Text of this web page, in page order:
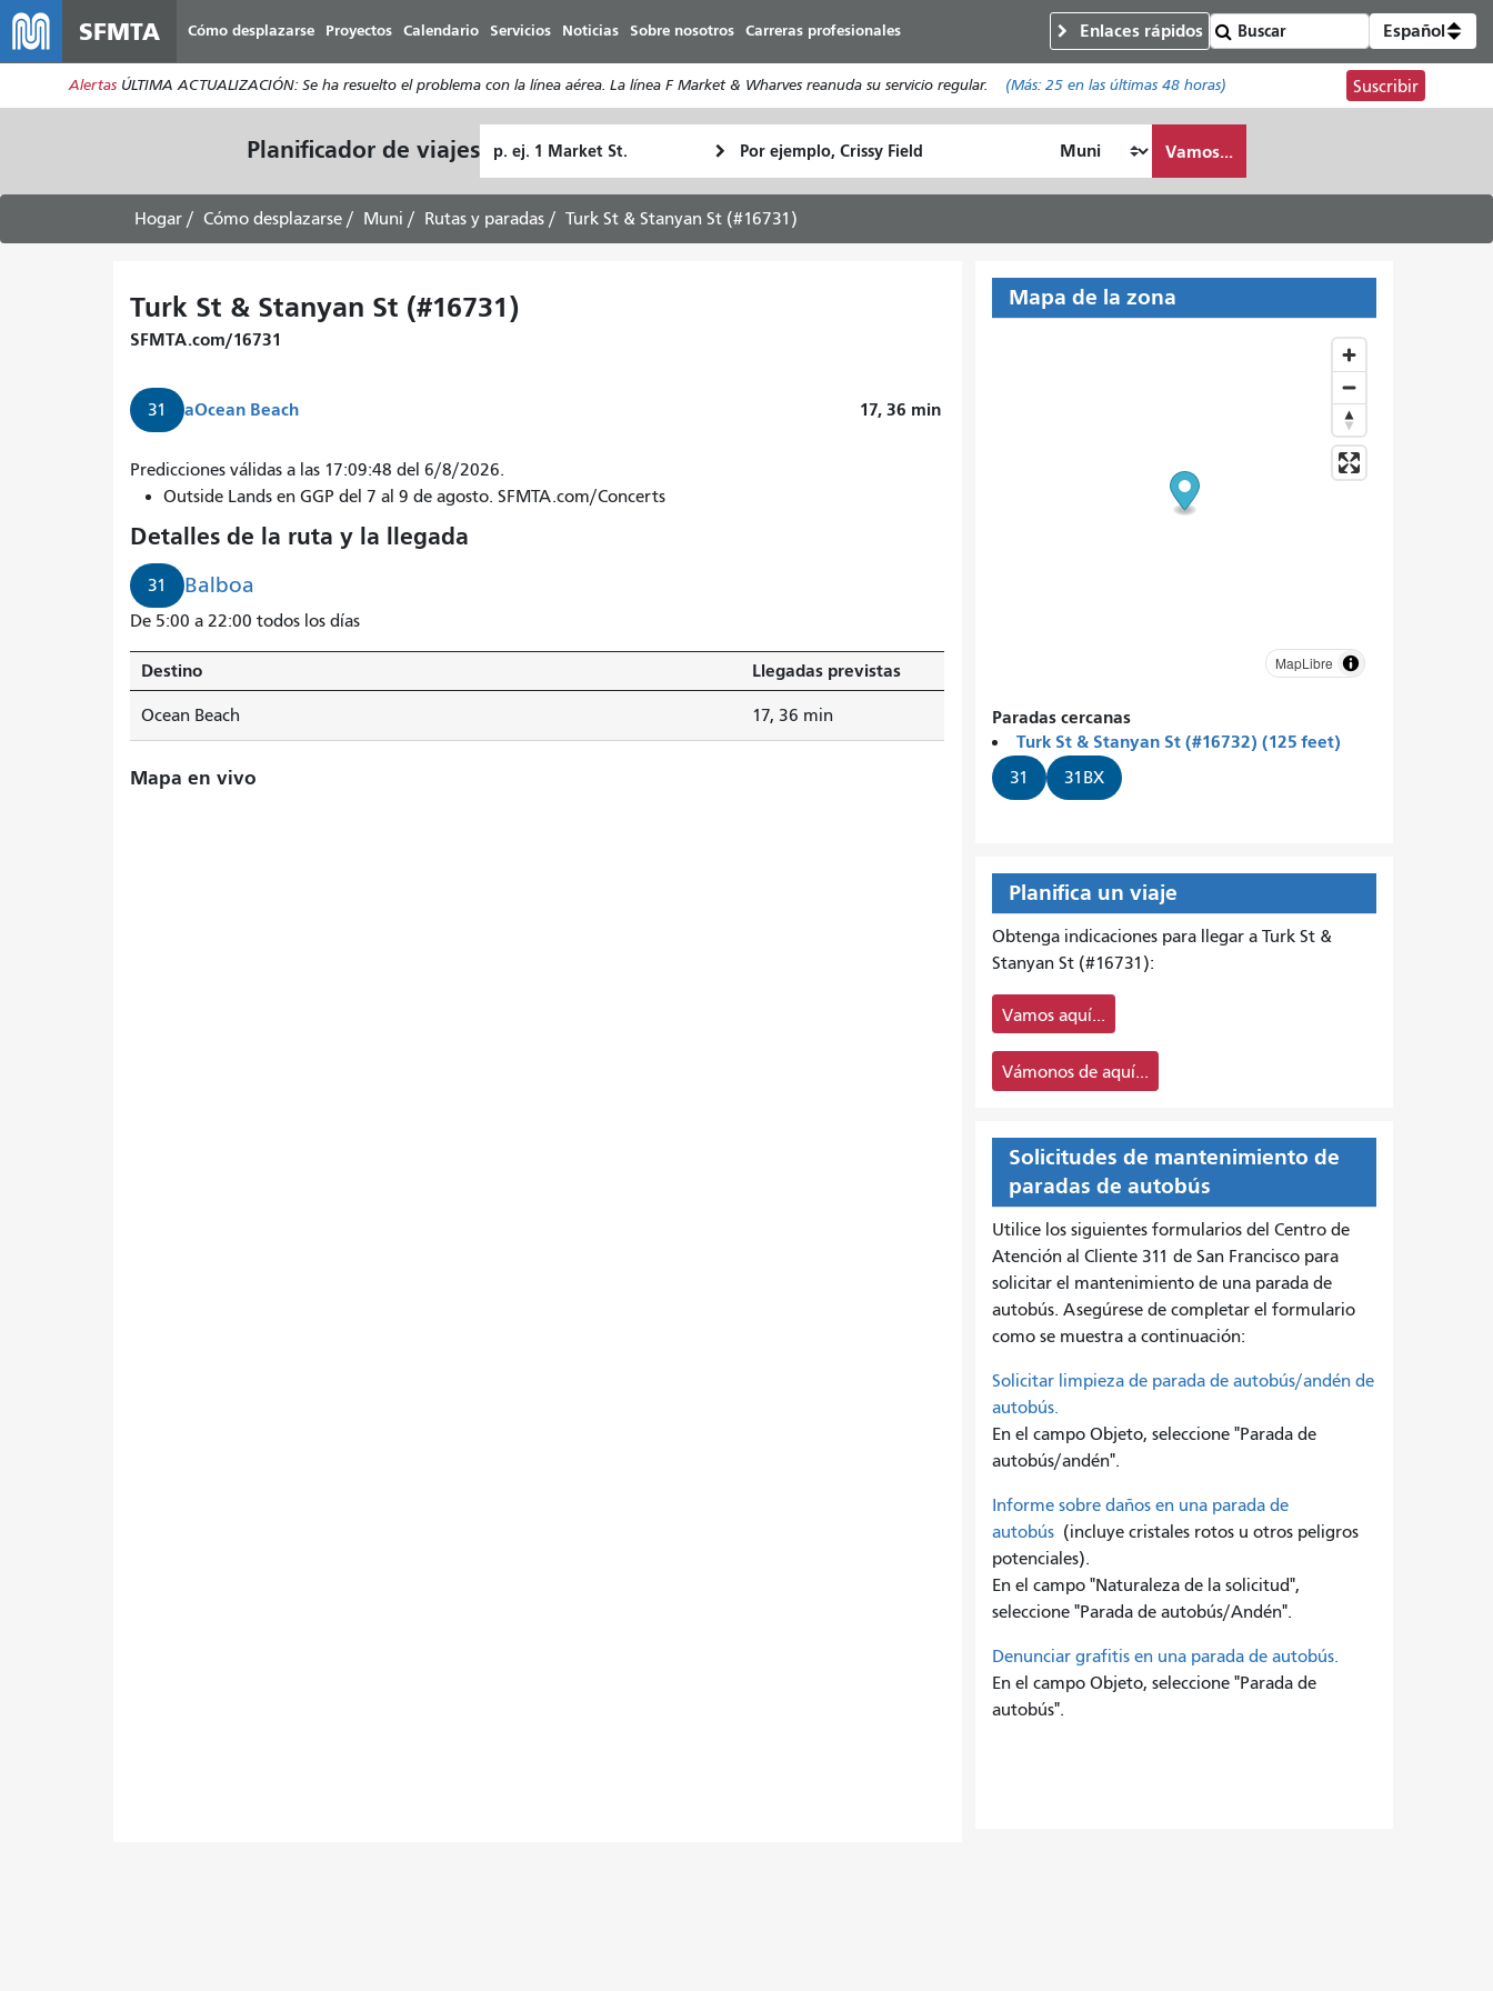
al
contenido
principal
SFMTA Cómo desplazarse Proyectos Calendario Servicios Noticias Sobre nosotros Carreras profesionales Enlaces rápidos Español
Alertas ÚLTIMA ACTUALIZACIÓN: Se ha resuelto el problema con la línea aérea. La línea F Market & Wharves reanuda su servicio regular. (Más: 25en las últimas 48 horas) Suscribir
Planificador de viajes de
partida
Cómo
quiero
Vamos...
Hogar Cómo desplazarse Muni Rutas y paradas Turk St & Stanyan St (#16731)
Turk St & Stanyan St (#16731)
SFMTA.com/16731
31 aOcean Beach 17, 36 min
Predicciones válidas a las 17:09:48 del 6/8/2026.
Outside Lands en GGP del 7 al 9 de agosto. SFMTA.com/Concerts
Detalles de la ruta y la llegada
31 Balboa
De 5:00 a 22:00 todos los días
Destino Llegadas previstas
Ocean Beach 17, 36 min
Mapa en vivo
Mapa de la zona
MapLibre
Paradas cercanas
Turk St & Stanyan St (#16732) (125 feet)
31 31BX
Planifica un viaje
Obtenga indicaciones para llegar a Turk St &
Stanyan St (#16731):
Vamos aquí...
Vámonos de aquí...
Solicitudes de mantenimiento de
paradas de autobús
Utilice los siguientes formularios del Centro de
Atención al Cliente 311 de San Francisco para
solicitar el mantenimiento de una parada de
autobús. Asegúrese de completar el formulario
como se muestra a continuación:
Solicitar limpieza de parada de autobús/andén de
autobús.
En el campo Objeto, seleccione "Parada de
autobús/andén".
Informe sobre daños en una parada de
autobús(incluye cristales rotos u otros peligros
potenciales).
En el campo "Naturaleza de la solicitud",
seleccione "Parada de autobús/Andén".
Denunciar grafitis en una parada de autobús.
En el campo Objeto, seleccione "Parada de
autobús".